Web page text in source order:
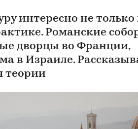
интересно не только
Романские
дворцы во Франции,
в Израиле.
теории